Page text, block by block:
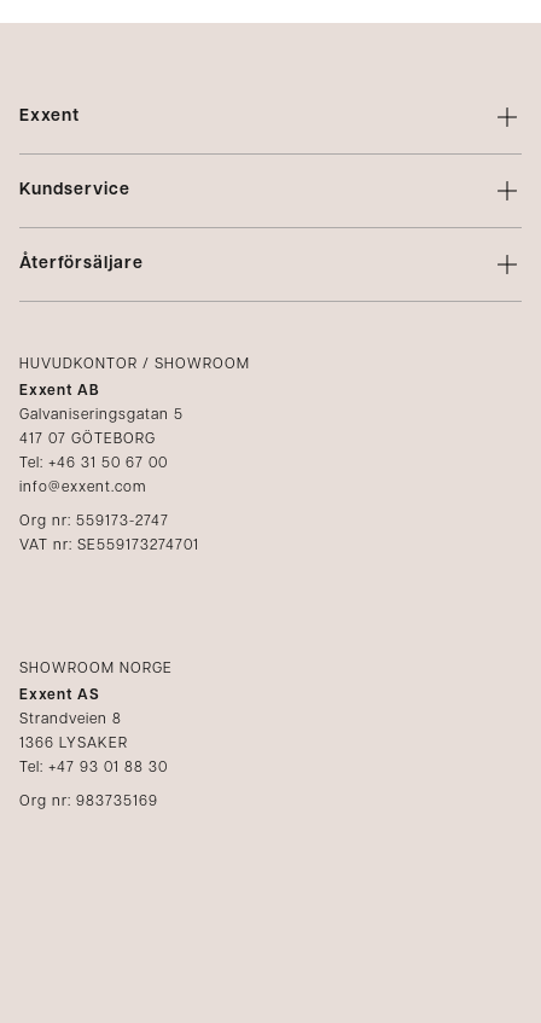
Exxent
Om Exxent
Profilering
Integritetspolicy
Kundservice
Kontakta oss
Återförsäljare
Kataloger
Mediabank
Bli återförsäljare
HUVUDKONTOR / SHOWROOM
Exxent AB
Galvaniseringsgatan 5
417 07 GÖTEBORG
Tel: +46 31 50 67 00
info@exxent.com
Org nr: 559173-2747
VAT nr: SE559173274701
SHOWROOM NORGE
Exxent AS
Strandveien 8
1366 LYSAKER
Tel: +47 93 01 88 30
Org nr: 983735169